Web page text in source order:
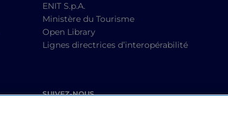
ENIT S.p.A.
Ministère du Tourisme
Open Library
Lignes directrices d’interopérabilité
SUIVEZ-NOUS